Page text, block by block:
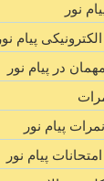
نور
پیام نور
در پیام نور
پیام نور
پیام نور